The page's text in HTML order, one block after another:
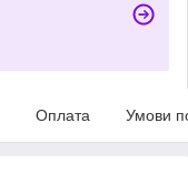
Оплата Умови